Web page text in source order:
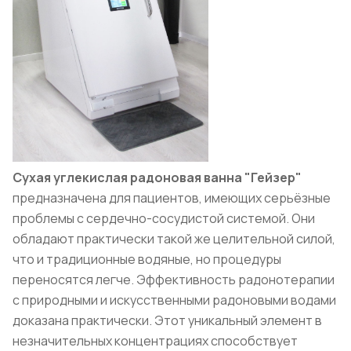
Сухая углекислая радоновая ванна "Гейзер"
предназначена для пациентов, имеющих серьёзные
проблемы с сердечно-сосудистой системой. Они
обладают практически такой же целительной силой,
что и традиционные водяные, но процедуры
переносятся легче. Эффективность радонотерапии
с природными и искусственными радоновыми водами
доказана практически. Этот уникальный элемент в
незначительных концентрациях способствует